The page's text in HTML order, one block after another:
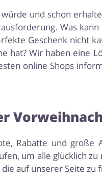
und schon
Was
Geschenk nicht
hat? Wir haben eine
online Shops
Rabatte und
um alle glücklich
auf unserer Seite zu